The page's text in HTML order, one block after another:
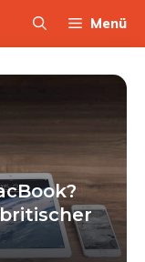
Menü